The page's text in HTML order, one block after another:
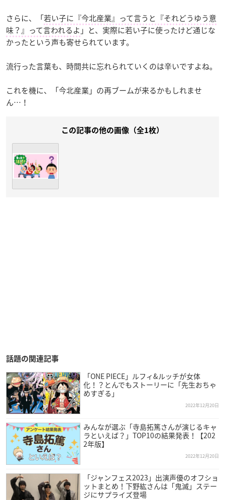
さらに、「若い子に『今北産業』って言うと『それどうゆう意
味？』って言われるよ 」と、実際に若い子に使ったけど通じな
かったという声も寄せられています。
流行った言葉も、時間共に忘れられていくのは辛いですよね。
これを機に、「今北産業」の再ブームが来るかもしれませ
ん…！
この記事の他の画像（全1枚）
話題の関連記事
「ONE PIECE」ルフィ&ルッチが女体
化！？とんでもストーリーに「先生おちゃ
めすぎる」
2022年12月20日
みんなが選ぶ「寺島拓篤さんが演じるキャ
ラといえば？」TOP10の結果発表！【202
2年版】
2022年12月20日
「ジャンフェス2023」出演声優のオフショ
ットまとめ！下野紘さんは「鬼滅」ステー
ジにサプライズ登場